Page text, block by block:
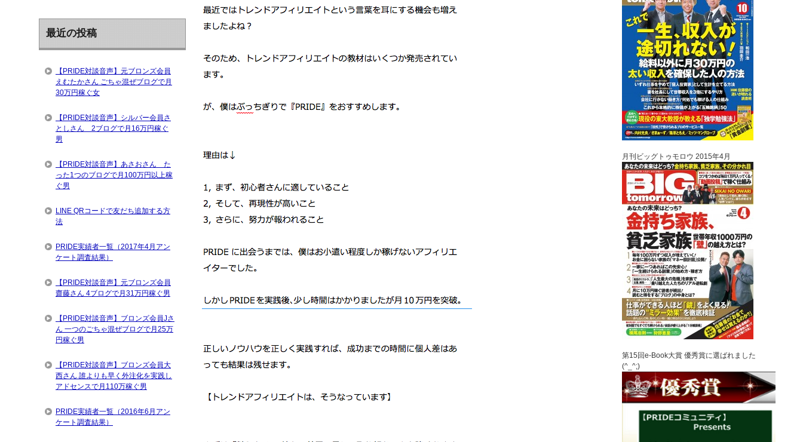
最近の投稿
【PRIDE対談音声】元ブロンズ会員
えむたかさん ごちゃ混ぜブログで月
30万円稼ぐ女
【PRIDE対談音声】シルバー会員さ
としさん 2ブログで月16万円稼ぐ
男
【PRIDE対談音声】あさおさん た
った1つのブログで月100万円以上稼
ぐ男
LINE QRコードで友だち追加する方
法
PRIDE実績者一覧（2017年4月アン
ケート調査結果）
【PRIDE対談音声】元ブロンズ会員
齋藤さん 4ブログで月31万円稼ぐ男
【PRIDE対談音声】ブロンズ会員Jさ
ん 一つのごちゃ混ぜブログで月25万
円稼ぐ男
【PRIDE対談音声】ブロンズ会員大
西さん 誰よりも早く外注化を実践し
アドセンスで月110万稼ぐ男
PRIDE実績者一覧（2016年6月アン
ケート調査結果）
月刊ビッグトゥモロウ 2015年4月
第15回e-Book大賞 優秀賞に選ばれました
(^_^;)